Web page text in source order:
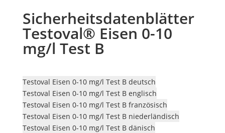
Sicherheitsdatenblätter
Testoval® Eisen 0-10
mg/l Test B
Testoval Eisen 0-10 mg/l Test B deutsch
Testoval Eisen 0-10 mg/l Test B englisch
Testoval Eisen 0-10 mg/l Test B französisch
Testoval Eisen 0-10 mg/l Test B niederländisch
Testoval Eisen 0-10 mg/l Test B dänisch